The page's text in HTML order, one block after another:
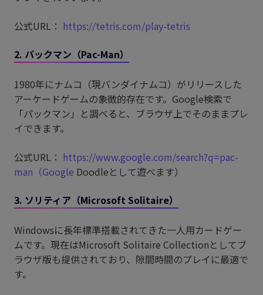
公式URL： https://tetris.com/play-tetris
2. パックマン（Pac-Man）
1980年にナムコ（現バンダイナムコ）がリリースした
アーケードゲームの象徴的存在です。Google検索で
「パックマン」と調べると、ブラウザ上でそのままプレ
イできます。
公式URL： https://www.google.com/search?q=pac-
man（Google Doodleとして遊べます）
3. ソリティア（Microsoft Solitaire）
Windowsに長年標準搭載されてきた一人用カードゲー
ムです。現在はMicrosoft Solitaire Collectionとしてブ
ラウザ版も提供されており、隙間時間のプレイに最適で
す。